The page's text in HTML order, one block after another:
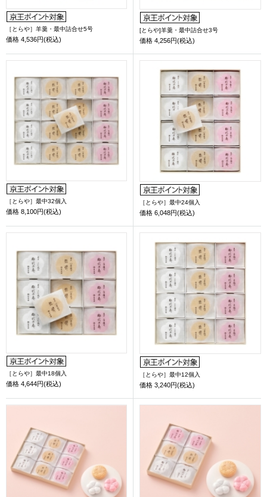
［とらや］羊羹・最中詰合せ5号
価格 4,536円(税込)
[とらや]羊羹・最中詰合せ3号
価格 4,256円(税込)
［とらや］最中32個入
価格 8,100円(税込)
［とらや］最中24個入
価格 6,048円(税込)
［とらや］最中18個入
価格 4,644円(税込)
［とらや］最中12個入
価格 3,240円(税込)